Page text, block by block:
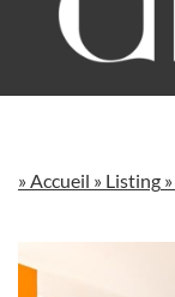
»Accueil » Listing »